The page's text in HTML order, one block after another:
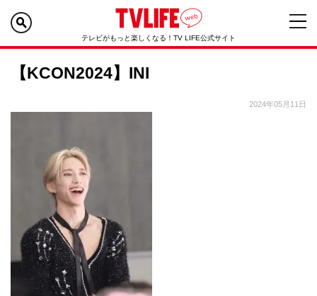
テレビがもっと楽しくなる！TV LIFE公式サイト
【KCON2024】INI
2024年05月11日